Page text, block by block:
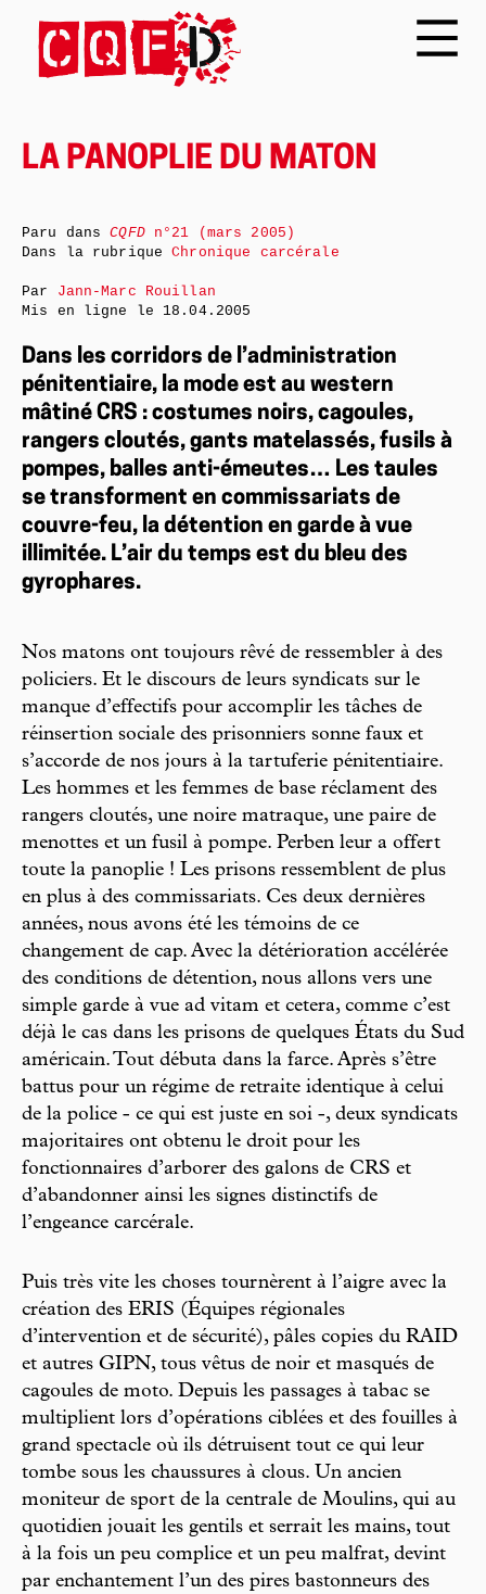
LA PANOPLIE DU MATON
Dans les corridors de l’administration
pénitentiaire, la mode est au western
mâtiné CRS : costumes noirs, cagoules,
rangers cloutés, gants matelassés, fusils à
pompes, balles anti-émeutes… Les taules
se transforment en commissariats de
couvre-feu, la détention en garde à vue
illimitée. L’air du temps est du bleu des
gyrophares.
Nos matons ont toujours rêvé de ressembler à des
policiers. Et le discours de leurs syndicats sur le
manque d’effectifs pour accomplir les tâches de
réinsertion sociale des prisonniers sonne faux et
s’accorde de nos jours à la tartuferie pénitentiaire.
Les hommes et les femmes de base réclament des
rangers cloutés, une noire matraque, une paire de
menottes et un fusil à pompe. Perben leur a offert
toute la panoplie ! Les prisons ressemblent de plus
en plus à des commissariats. Ces deux dernières
années, nous avons été les témoins de ce
changement de cap. Avec la détérioration accélérée
des conditions de détention, nous allons vers une
simple garde à vue ad vitam et cetera, comme c’est
déjà le cas dans les prisons de quelques États du Sud
américain. Tout débuta dans la farce. Après s’être
battus pour un régime de retraite identique à celui
de la police - ce qui est juste en soi -, deux syndicats
majoritaires ont obtenu le droit pour les
fonctionnaires d’arborer des galons de CRS et
d’abandonner ainsi les signes distinctifs de
l’engeance carcérale.
Puis très vite les choses tournèrent à l’aigre avec la
création des ERIS (Équipes régionales
d’intervention et de sécurité), pâles copies du RAID
et autres GIPN, tous vêtus de noir et masqués de
cagoules de moto. Depuis les passages à tabac se
multiplient lors d’opérations ciblées et des fouilles à
grand spectacle où ils détruisent tout ce qui leur
tombe sous les chaussures à clous. Un ancien
moniteur de sport de la centrale de Moulins, qui au
quotidien jouait les gentils et serrait les mains, tout
à la fois un peu complice et un peu malfrat, devint
par enchantement l’un des pires bastonneurs des
Paru dansCQFDn°21 (mars 2005)
Dans la rubriqueChronique carcérale
Par Jann-Marc Rouillan
Mis en ligne le 18.04.2005